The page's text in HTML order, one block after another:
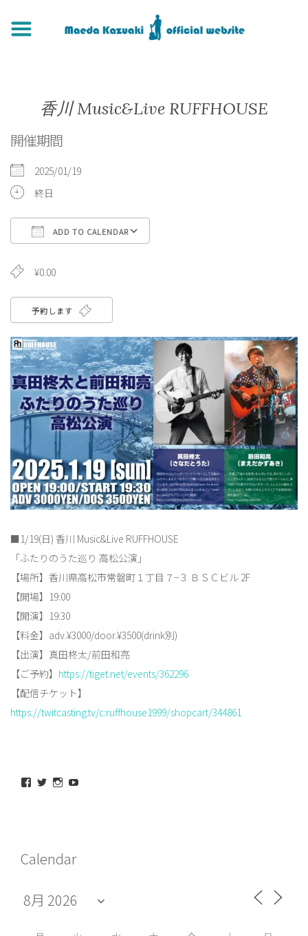
香川 Music&Live RUFFHOUSE
開催期間
2025/01/19
終日
ADD TO CALENDAR
¥0.00
予約します
■1/19(日) 香川 Music&Live RUFFHOUSE
「ふたりのうた巡り 高松公演」
【場所】香川県高松市常磐町１丁目７−３ ＢＳＣビル 2F
【開場】19:00
【開演】19:30
【料金】adv.¥3000/door.¥3500(drink別)
【出演】真田柊太/前田和亮
【ご予約】 https://tiget.net/events/362296
【配信チケット】
https://twitcasting.tv/c:ruffhouse1999/shopcart/344861
maeda_kazuaki@me.com
ィ
ー
を
Facebook
maedakazuaki
さ
ィ
ー
を
Twitter
maede_kazuaki
ィ
ー
を
Instagram
YouTube
Calendar